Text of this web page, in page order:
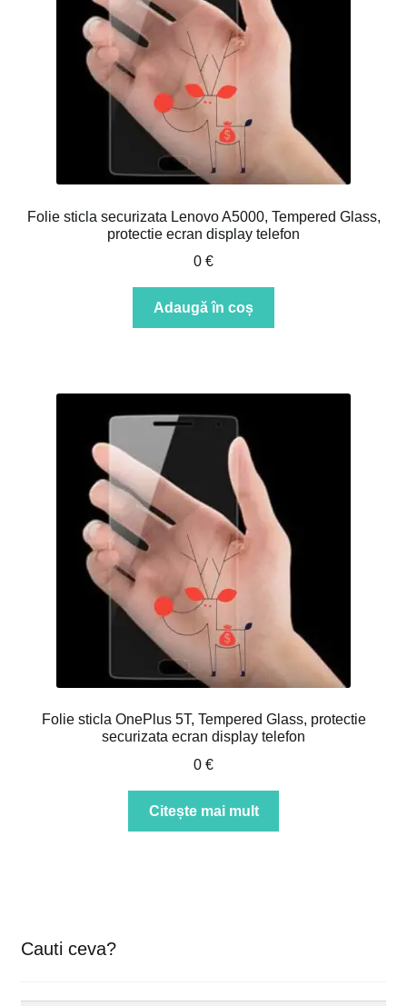
Folie sticla securizata Lenovo A5000, Tempered Glass,
protectie ecran display telefon
0 €
Adaugă în coș
Folie sticla OnePlus 5T, Tempered Glass, protectie
securizata ecran display telefon
0 €
Citește mai mult
Cauti ceva?